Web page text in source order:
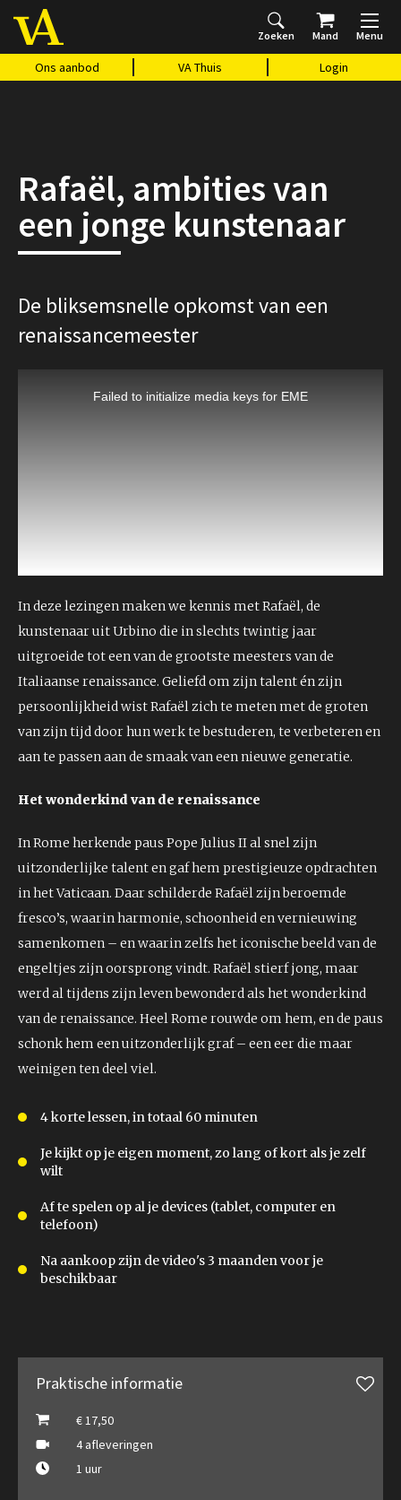
Zoeken Mand Menu
Ons aanbod VA Thuis Login
Home
Ons aanbod
Agenda
VAthuis
Over ons
Vragen?
Cadeaubon
Rafaël, ambities van
een jonge kunstenaar
De bliksemsnelle opkomst van een
renaissancemeester
Failed to initialize media keys for EME
In deze lezingen maken we kennis met Rafaël, de
kunstenaar uit Urbino die in slechts twintig jaar
uitgroeide tot een van de grootste meesters van de
Italiaanse renaissance. Geliefd om zijn talent én zijn
persoonlijkheid wist Rafaël zich te meten met de groten
van zijn tijd door hun werk te bestuderen, te verbeteren en
aan te passen aan de smaak van een nieuwe generatie.
Het wonderkind van de renaissance
In Rome herkende paus Pope Julius II al snel zijn
uitzonderlijke talent en gaf hem prestigieuze opdrachten
in het Vaticaan. Daar schilderde Rafaël zijn beroemde
fresco’s, waarin harmonie, schoonheid en vernieuwing
samenkomen – en waarin zelfs het iconische beeld van de
engeltjes zijn oorsprong vindt. Rafaël stierf jong, maar
werd al tijdens zijn leven bewonderd als het wonderkind
van de renaissance. Heel Rome rouwde om hem, en de paus
schonk hem een uitzonderlijk graf – een eer die maar
weinigen ten deel viel.
4 korte lessen, in totaal 60 minuten
Je kijkt op je eigen moment, zo lang of kort als je zelf
wilt
Af te spelen op al je devices (tablet, computer en
telefoon)
Na aankoop zijn de video's 3 maanden voor je
beschikbaar
Praktische informatie
€ 17,50
4 afleveringen
1 uur